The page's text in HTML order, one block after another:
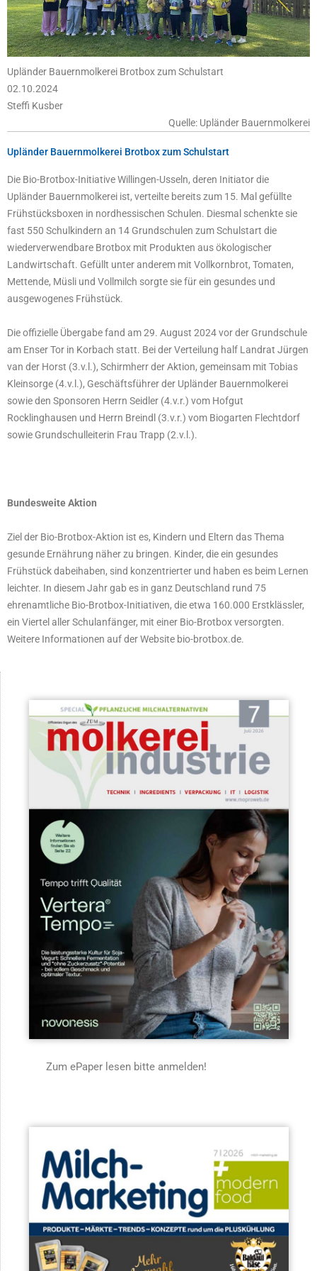
Upländer Bauernmolkerei Brotbox zum Schulstart
02.10.2024
Steffi Kusber
Quelle: Upländer Bauernmolkerei
Upländer Bauernmolkerei Brotbox zum Schulstart
Die Bio-Brotbox-Initiative Willingen-Usseln, deren Initiator die
Upländer Bauernmolkerei ist, verteilte bereits zum 15. Mal gefüllte
Frühstücksboxen in nordhessischen Schulen. Diesmal schenkte sie
fast 550 Schulkindern an 14 Grundschulen zum Schulstart die
wiederverwendbare Brotbox mit Produkten aus ökologischer
Landwirtschaft. Gefüllt unter anderem mit Vollkornbrot, Tomaten,
Mettende, Müsli und Vollmilch sorgte sie für ein gesundes und
ausgewogenes Frühstück.
Die offizielle Übergabe fand am 29. August 2024 vor der Grundschule
am Enser Tor in Korbach statt. Bei der Verteilung half Landrat Jürgen
van der Horst (3.v.l.), Schirmherr der Aktion, gemeinsam mit Tobias
Kleinsorge (4.v.l.), Geschäftsführer der Upländer Bauernmolkerei
sowie den Sponsoren Herrn Seidler (4.v.r.) vom Hofgut
Rocklinghausen und Herrn Breindl (3.v.r.) vom Biogarten Flechtdorf
sowie Grundschulleiterin Frau Trapp (2.v.l.).
Bundesweite Aktion
Ziel der Bio-Brotbox-Aktion ist es, Kindern und Eltern das Thema
gesunde Ernährung näher zu bringen. Kinder, die ein gesundes
Frühstück dabeihaben, sind konzentrierter und haben es beim Lernen
leichter. In diesem Jahr gab es in ganz Deutschland rund 75
ehrenamtliche Bio-Brotbox-Initiativen, die etwa 160.000 Erstklässler,
ein Viertel aller Schulanfänger, mit einer Bio-Brotbox versorgten.
Weitere Informationen auf der Website bio-brotbox.de.
Zum ePaper lesen bitte anmelden!